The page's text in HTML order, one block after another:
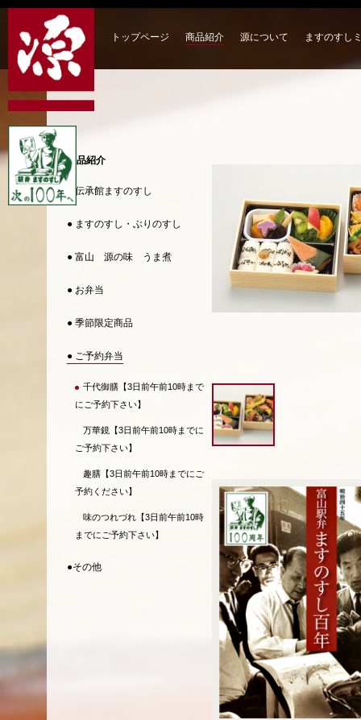
トップページ 商品紹介 源について ますのすし
商品紹介
● 伝承館ますのすし
● ますのすし・ぶりのすし
● 富山 源の味 うま煮
● お弁当
● 季節限定商品
● ご予約弁当
千代御膳【3日前午前10時まで
にご予約下さい】
万華鏡【3日前午前10時までに
ご予約下さい】
趣膳【3日前午前10時までにご
予約ください】
味のつれづれ【3日前午前10時
までにご予約下さい】
●その他